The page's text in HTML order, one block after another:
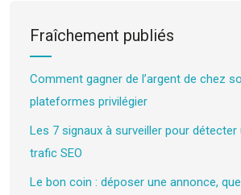
Fraîchement publiés
Comment gagner de l’argent de chez
plateformes privilégier
Les 7 signaux à surveiller pour détecter
trafic SEO
Le bon coin : déposer une annonce,